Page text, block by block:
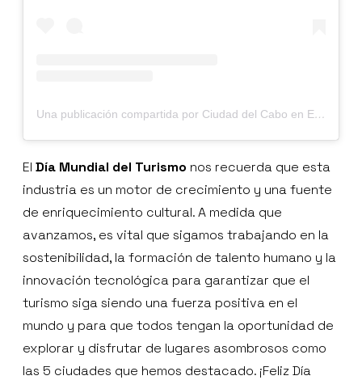
Una publicación compartida por Ciudad del Cabo en Español (@ciudaddelcabosi)
El Día Mundial del Turismo nos recuerda que esta
industria es un motor de crecimiento y una fuente
de enriquecimiento cultural. A medida que
avanzamos, es vital que sigamos trabajando en la
sostenibilidad, la formación de talento humano y la
innovación tecnológica para garantizar que el
turismo siga siendo una fuerza positiva en el
mundo y para que todos tengan la oportunidad de
explorar y disfrutar de lugares asombrosos como
las 5 ciudades que hemos destacado. ¡Feliz Día